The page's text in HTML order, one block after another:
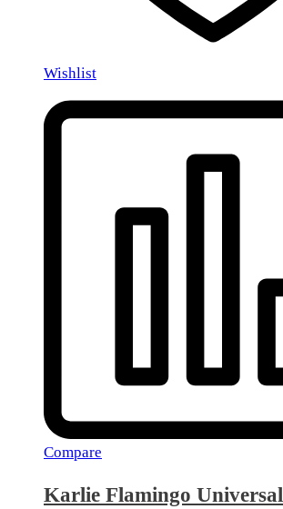
Wishlist
Compare
Karlie Flamingo